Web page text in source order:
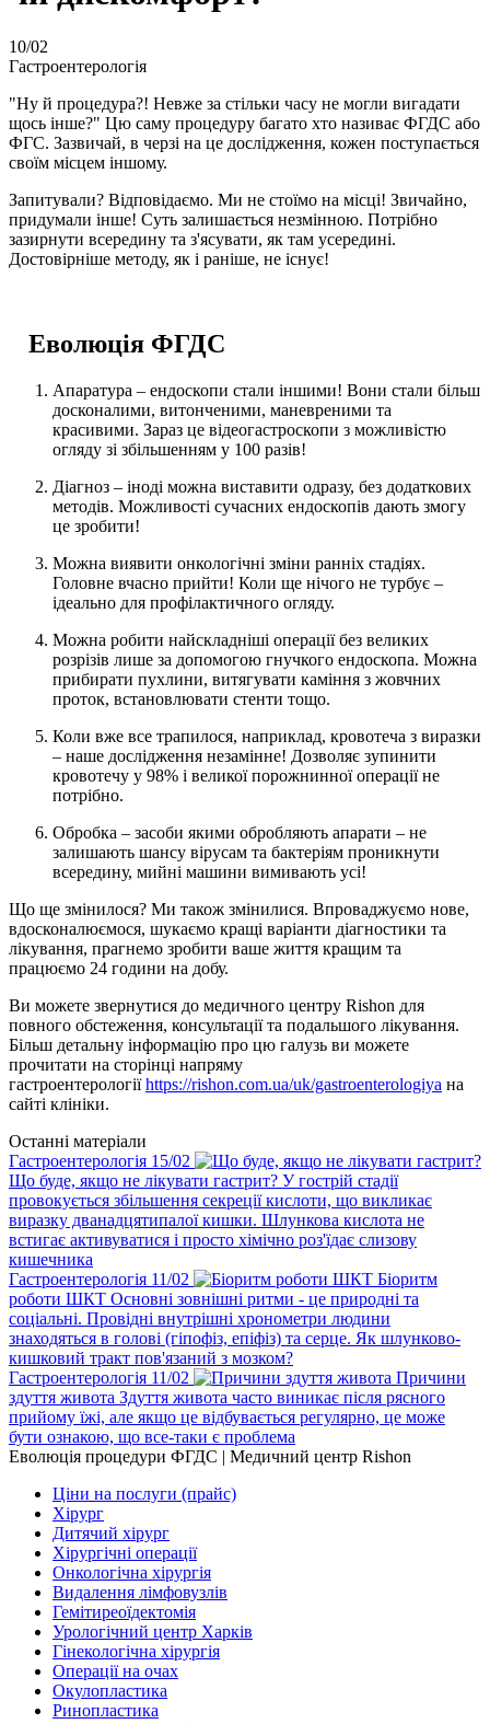
10/02
Гастроентерологія
"Ну й процедура?! Невже за стільки часу не могли вигадати
щось інше?" Цю саму процедуру багато хто називає ФГДС або
ФГС. Зазвичай, в черзі на це дослідження, кожен поступається
своїм місцем іншому.
Запитували? Відповідаємо. Ми не стоїмо на місці! Звичайно,
придумали інше! Суть залишається незмінною. Потрібно
зазирнути всередину та з'ясувати, як там усередині.
Достовірніше методу, як і раніше, не існує!
⠀Еволюція ФГДС
Апаратура – ​​ендоскопи стали іншими! Вони стали більш
досконалими, витонченими, маневреними та
красивими. Зараз це відеогастроскопи з можливістю
огляду зі збільшенням у 100 разів!
Діагноз – іноді можна виставити одразу, без додаткових
методів. Можливості сучасних ендоскопів дають змогу
це зробити!
Можна виявити онкологічні зміни ранніх стадіях.
Головне вчасно прийти! Коли ще нічого не турбує –
ідеально для профілактичного огляду.
Можна робити найскладніші операції без великих
розрізів лише за допомогою гнучкого ендоскопа. Можна
прибирати пухлини, витягувати каміння з жовчних
проток, встановлювати стенти тощо.
Коли вже все трапилося, наприклад, кровотеча з виразки
– наше дослідження незамінне! Дозволяє зупинити
кровотечу у 98% і великої порожнинної операції не
потрібно.
Обробка – засоби якими обробляють апарати – не
залишають шансу вірусам та бактеріям проникнути
всередину, мийні машини вимивають усі!
Що ще змінилося? Ми також змінилися. Впроваджуємо нове,
вдосконалюємося, шукаємо кращі варіанти діагностики та
лікування, прагнемо зробити ваше життя кращим та
працюємо 24 години на добу.
Ви можете звернутися до медичного центру Rishon для
повного обстеження, консультації та подальшого лікування.
Більш детальну інформацію про цю галузь ви можете
прочитати на сторінці напряму
гастроентерологіїhttps://rishon.com.ua/uk/gastroenterologiya на
сайті клініки.
Останні матеріали
Гастроентерологія 15/02
Що буде, якщо не лікувати гастрит? У гострій стадії
провокується збільшення секреції кислоти, що викликає
виразку дванадцятипалої кишки. Шлункова кислота не
встигає активуватися і просто хімічно роз'їдає слизову
кишечника
Гастроентерологія 11/02
Біоритм
роботи ШКТ Основні зовнішні ритми - це природні та
соціальні. Провідні внутрішні хронометри людини
знаходяться в голові (гіпофіз, епіфіз) та серце. Як шлунково-
кишковий тракт пов'язаний з мозком?
Гастроентерологія 11/02
Причини
здуття живота Здуття живота часто виникає після рясного
прийому їжі, але якщо це відбувається регулярно, це може
бути ознакою, що все-таки є проблема
Еволюція процедури ФГДС | Медичний центр Rishon
Ціни на послуги (прайс)
Хірург
Дитячий хірург
Хірургічні операції
Онкологічна хірургія
Видалення лімфовузлів
Гемітиреоїдектомія
Урологічний центр Харків
Гінекологічна хірургія
Операції на очах
Окулопластика
Ринопластика